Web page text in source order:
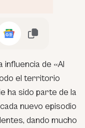
de «Al
el territorio
ha sido parte de la
nuevo episodio
dando mucho